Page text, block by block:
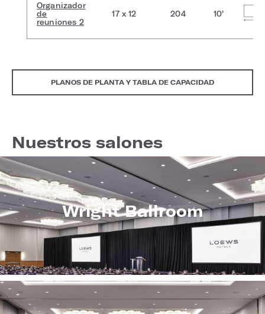
Organizador
de
reuniones 2
17 x 12 204 10'
PLANOS DE PLANTA Y TABLA DE CAPACIDAD
Nuestros salones
Wright Ballroom